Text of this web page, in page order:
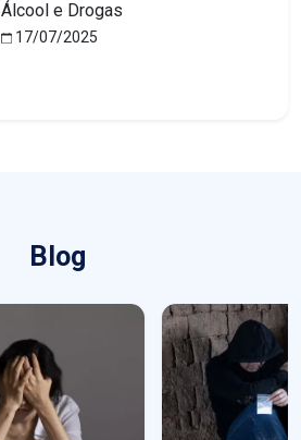
Álcool e Drogas
17/07/2025
Blog